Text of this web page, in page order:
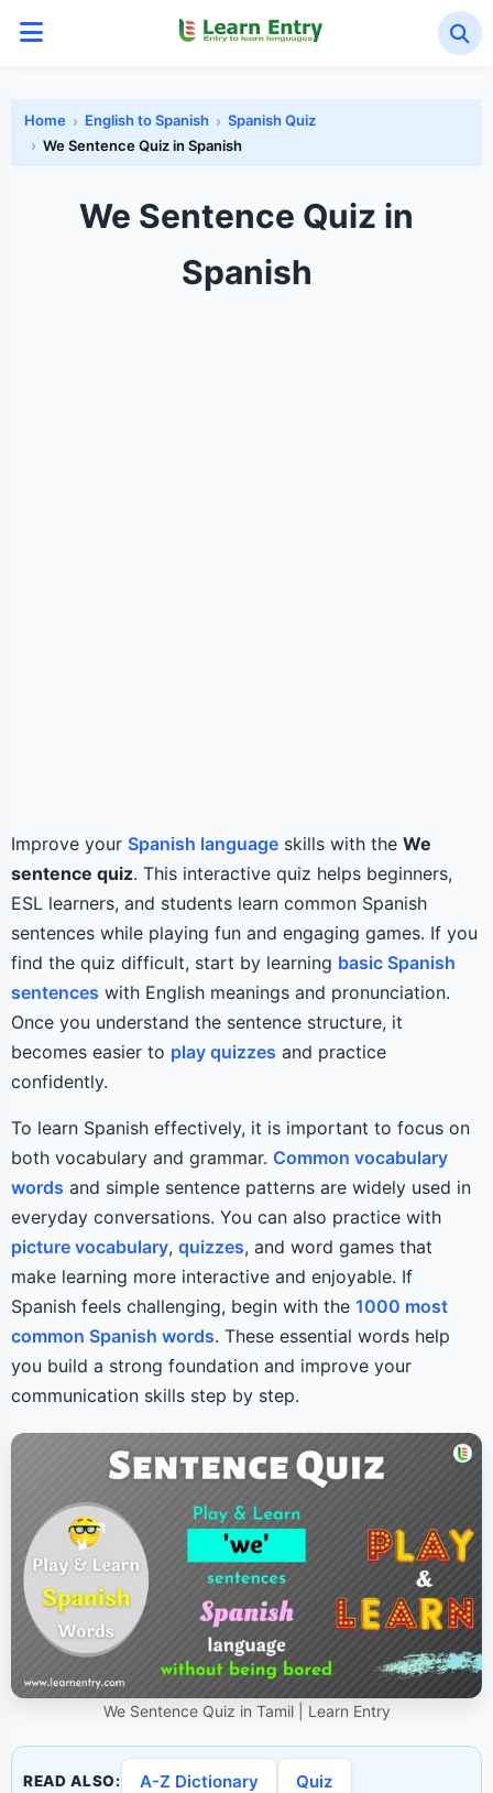
Home English to Spanish
Spanish Quiz
We Sentence Quiz in Spanish
We Sentence Quiz in
Spanish
Improve your Spanish language skills with the We
sentence quiz. This interactive quiz helps beginners,
ESL learners, and students learn common Spanish
sentences while playing fun and engaging games. If you
find the quiz difficult, start by learning basic Spanish
sentences with English meanings and pronunciation.
Once you understand the sentence structure, it
becomes easier to play quizzes and practice
confidently.
To learn Spanish effectively, it is important to focus on
both vocabulary and grammar. Common vocabulary
words and simple sentence patterns are widely used in
everyday conversations. You can also practice with
picture vocabulary, quizzes, and word games that
make learning more interactive and enjoyable. If
Spanish feels challenging, begin with the 1000 most
common Spanish words. These essential words help
you build a strong foundation and improve your
communication skills step by step.
We Sentence Quiz in Tamil | Learn Entry
READ ALSO: A-Z Dictionary Quiz